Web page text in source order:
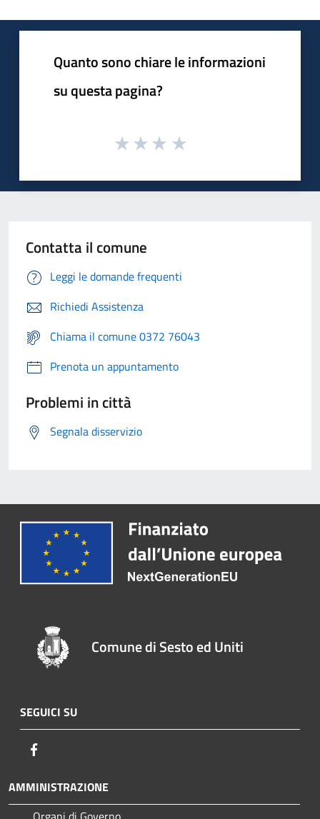
Quanto sono chiare le informazioni
su questa pagina?
Contatta il comune
Leggi le domande frequenti
Richiedi Assistenza
Chiama il comune 0372 76043
Prenota un appuntamento
Problemi in città
Segnala disservizio
Comune di Sesto ed Uniti
SEGUICI SU
AMMINISTRAZIONE